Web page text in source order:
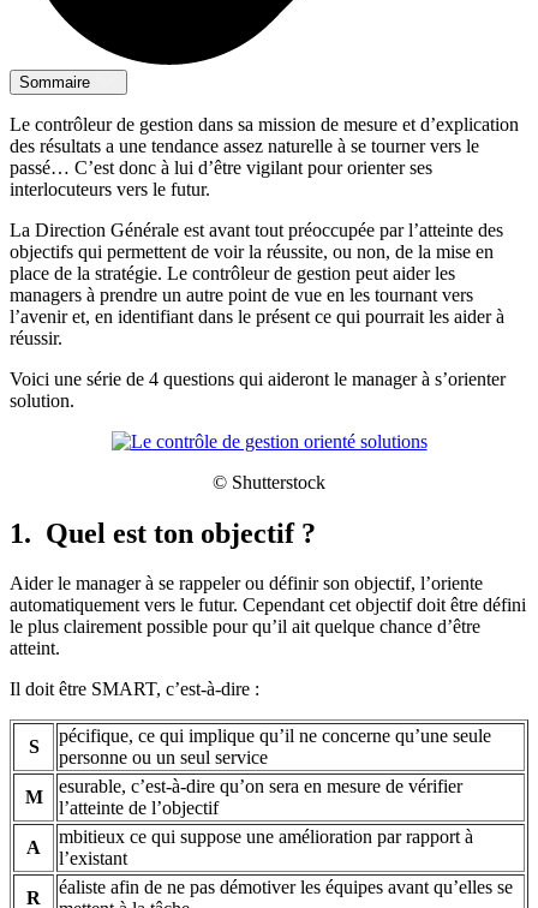
Sommaire
Le contrôleur de gestion dans sa mission de mesure et d’explication
des résultats a une tendance assez naturelle à se tourner vers le
passé… C’est donc à lui d’être vigilant pour orienter ses
interlocuteurs vers le futur.
La Direction Générale est avant tout préoccupée par l’atteinte des
objectifs qui permettent de voir la réussite, ou non, de la mise en
place de la stratégie. Le contrôleur de gestion peut aider les
managers à prendre un autre point de vue en les tournant vers
l’avenir et, en identifiant dans le présent ce qui pourrait les aider à
réussir.
Voici une série de 4 questions qui aideront le manager à s’orienter
solution.
© Shutterstock
1. Quel est ton objectif ?
Aider le manager à se rappeler ou définir son objectif, l’oriente
automatiquement vers le futur. Cependant cet objectif doit être défini
le plus clairement possible pour qu’il ait quelque chance d’être
atteint.
Il doit être SMART, c’est-à-dire :
S
pécifique, ce qui implique qu’il ne concerne qu’une seule
personne ou un seul service
M
esurable, c’est-à-dire qu’on sera en mesure de vérifier
l’atteinte de l’objectif
A
mbitieux ce qui suppose une amélioration par rapport à
l’existant
R
éaliste afin de ne pas démotiver les équipes avant qu’elles se